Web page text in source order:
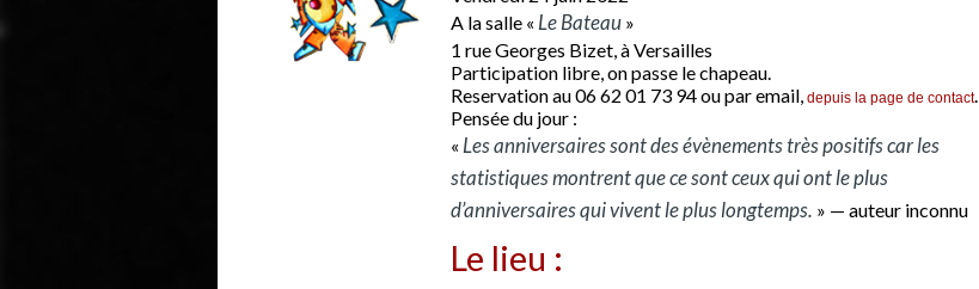
A la salle « Le Bateau »
1 rue Georges Bizet, à Versailles
Participation libre, on passe le chapeau.
Reservation au 06 62 01 73 94 ou par email, depuis la page de contact.
Pensée du jour :
« Les anniversaires sont des évènements très positifs car les
statistiques montrent que ce sont ceux qui ont le plus
d’anniversaires qui vivent le plus longtemps. » — auteur inconnu
Le lieu :